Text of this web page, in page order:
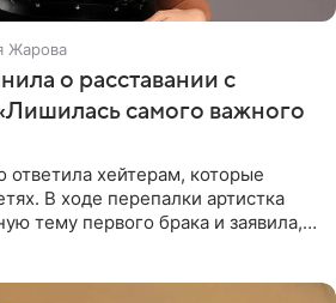
Жарова
о расставании с
самого важного
ответила хейтерам, которые
В ходе перепалки артистка
тему первого брака и заявила,